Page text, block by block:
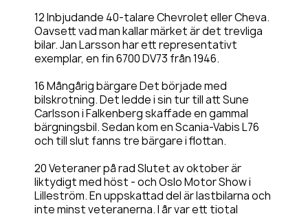
12 Inbjudande 40-talare Chevrolet eller Cheva.
Oavsett vad man kallar märket är det trevliga
bilar. Jan Larsson har ett representativt
exemplar, en fin 6700 DV73 från 1946.
16 Mångårig bärgare Det började med
bilskrotning. Det ledde i sin tur till att Sune
Carlsson i Falkenberg skaffade en gammal
bärgningsbil. Sedan kom en Scania-Vabis L76
och till slut fanns tre bärgare i flottan.
20 Veteraner på rad Slutet av oktober är
liktydigt med höst - och Oslo Motor Show i
Lilleström. En uppskattad del är lastbilarna och
inte minst veteranerna. I år var ett tiotal